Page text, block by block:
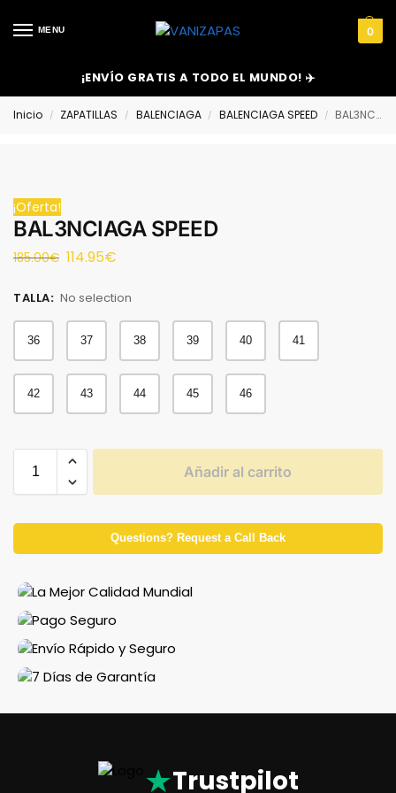
MENU 0
¡ENVÍO GRATIS A TODO EL MUNDO! ✈️
Inicio / ZAPATILLAS / BALENCIAGA / BALENCIAGA SPEED / BAL3NCIAGA SPEED
¡Oferta!
BAL3NCIAGA SPEED
185.00€ 114.95€
TALLA: No selection
36 37 38 39 40 41
42 43 44 45 46
Añadir al carrito
Questions? Request a Call Back
★Trustpilot